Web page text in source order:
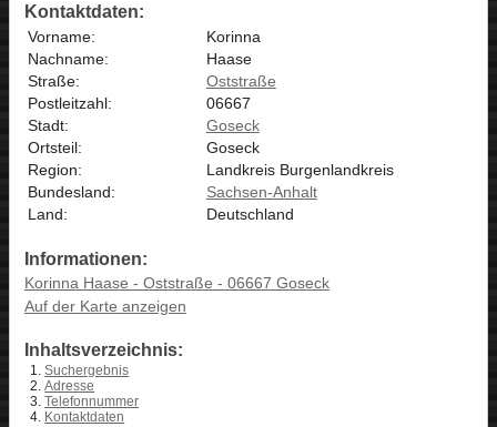
Kontaktdaten:
Vorname:
Korinna
Nachname:
Haase
Straße:
Oststraße
Postleitzahl:
06667
Stadt:
Goseck
Ortsteil:
Goseck
Region:
Landkreis Burgenlandkreis
Bundesland:
Sachsen-Anhalt
Land:
Deutschland
Informationen:
Korinna Haase - Oststraße - 06667 Goseck
Auf der Karte anzeigen
Inhaltsverzeichnis:
Suchergebnis
Adresse
Telefonnummer
Kontaktdaten